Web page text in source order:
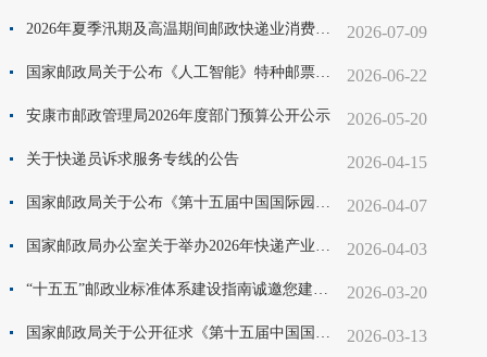
2026年夏季汛期及高温期间邮政快递业消费提示 2026-07-09
国家邮政局关于公布《人工智能》特种邮票计划发行数量及仿印审批目录的通告 2026-06-22
安康市邮政管理局2026年度部门预算公开公示 2026-05-20
关于快递员诉求服务专线的公告 2026-04-15
国家邮政局关于公布《第十五届中国国际园林博览会》纪念邮票计划发行数量及仿印审批目录的通告 2026-04-07
国家邮政局办公室关于举办2026年快递产业创新大赛的通知 2026-04-03
“十五五”邮政业标准体系建设指南诚邀您建言献策 2026-03-20
国家邮政局关于公开征求《第十五届中国国际园林博览会》纪念邮票图案意见的通知 2026-03-13